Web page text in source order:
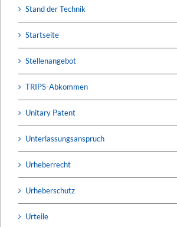
Stand der Technik
Startseite
Stellenangebot
TRIPS-Abkommen
Unitary Patent
Unterlassungsanspruch
Urheberrecht
Urheberschutz
Urteile